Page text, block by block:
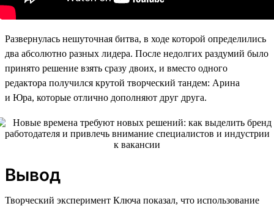
Развернулась нешуточная битва, в ходе которой определились
два абсолютно разных лидера. После недолгих раздумий было
принято решение взять сразу двоих, и вместо одного
редактора получился крутой творческий тандем: Арина
и Юра, которые отлично дополняют друг друга.
Вывод
Творческий эксперимент Ключа показал, что использование